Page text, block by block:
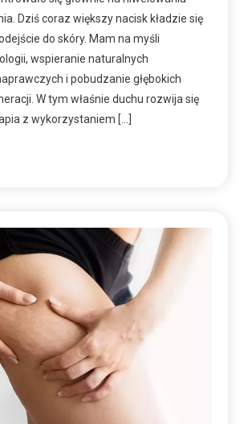
Dziś coraz większy nacisk kładzie się
do skóry. Mam na myśli
wspieranie naturalnych
i pobudzanie głębokich
W tym właśnie duchu rozwija się
z wykorzystaniem […]